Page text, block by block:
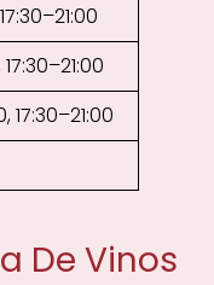
17:30–21:00
De Vinos